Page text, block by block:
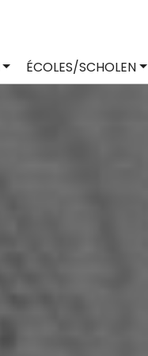
ÉCOLES/SCHOLEN